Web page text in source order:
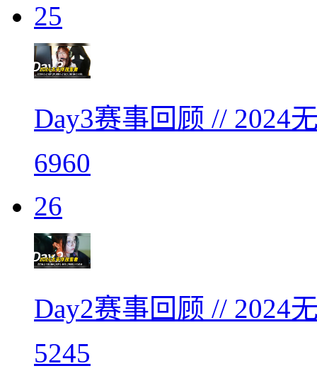
25
Day3赛事回顾 // 2024
6960
26
Day2赛事回顾 // 2024
5245